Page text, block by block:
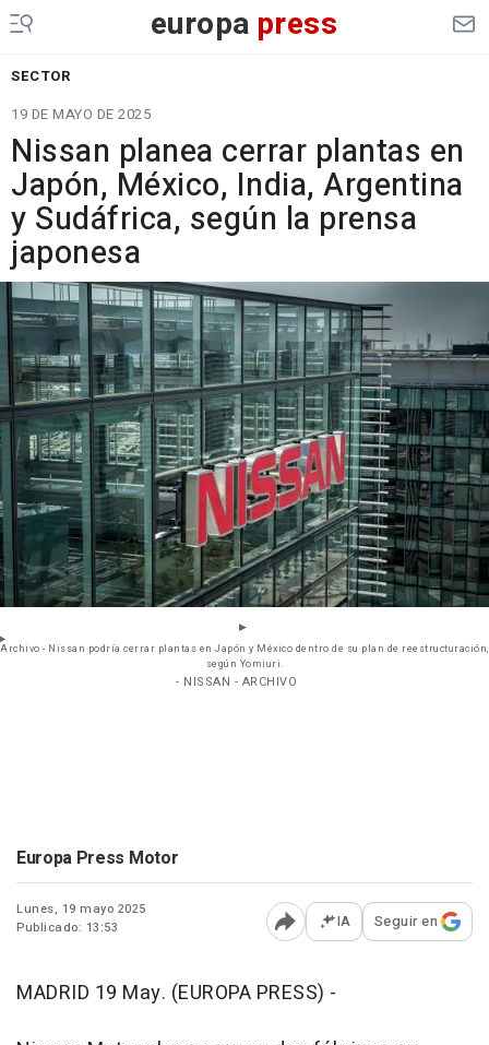
europa press
SECTOR
19 DE MAYO DE 2025
Nissan planea cerrar plantas en
Japón, México, India, Argentina
y Sudáfrica, según la prensa
japonesa
Archivo - Nissan podría cerrar plantas en Japón y México dentro de su plan de reestructuración,
según Yomiuri.
- NISSAN - ARCHIVO
Europa Press Motor
Lunes, 19 mayo 2025
Publicado: 13:53
Abrir opciones para
IA Seguir en
MADRID 19 May. (EUROPA PRESS) -